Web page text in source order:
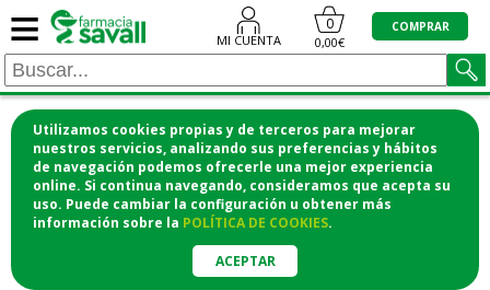
Utilizamos cookies propias y de terceros para mejorar
nuestros servicios, analizando sus preferencias y hábitos
de navegación podemos ofrecerle una mejor experiencia
online. Si continua navegando, consideramos que acepta su
uso. Puede cambiar la configuración u obtener más
información sobre la POLÍTICA DE COOKIES.
ACEPTAR
≡ MI CUENTA
0
0,00€
COMPRAR
¡COMPRA CÓMODAMENTE DESDE CASA Y RECOGE
EN LA FARMACIA!
o si lo prefieres te lo mandamos a casa
Vitaminas embarazo